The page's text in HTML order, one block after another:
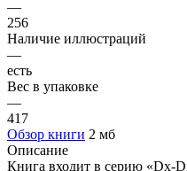
—
256
Наличие иллюстраций
—
есть
Вес в упаковке
—
417
Обзор книги 2 мб
Описание
Книга входит в серию «Dx-